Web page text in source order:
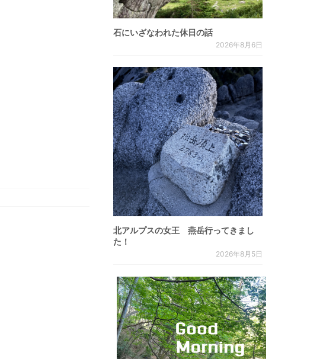
石にいざなわれた休日の話
2026年8月6日
北アルプスの女王 燕岳行ってきまし
た！
2026年8月5日